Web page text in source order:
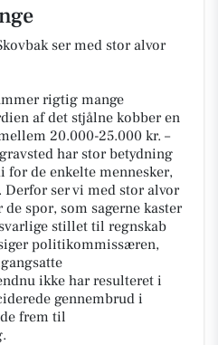
ser med stor alvor
rigtig mange
af det stjålne kobber en
20.000-25.000 kr. –
har stor betydning
de enkelte mennesker,
Derfor ser vi med stor alvor
spor, som sagerne kaster
stillet til regnskab
politikommissæren,
ikke har resulteret i
gennembrud i
frem til